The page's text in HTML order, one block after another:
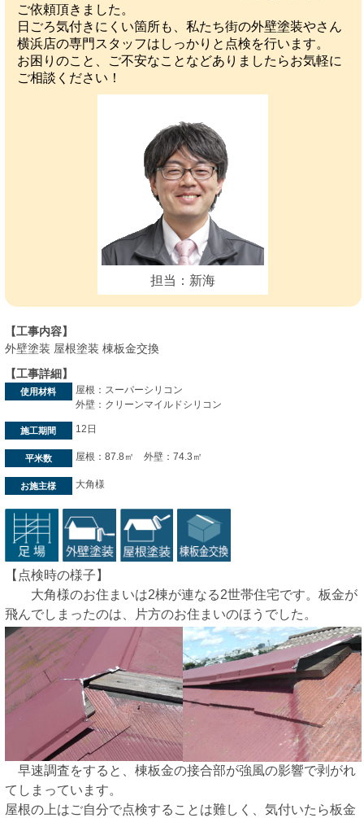
ご依頼頂きました。
日ごろ気付きにくい箇所も、私たち街の外壁塗装やさん
横浜店の専門スタッフはしっかりと点検を行います。
お困りのこと、ご不安なことなどありましたらお気軽に
ご相談ください！
担当：新海
【工事内容】
外壁塗装 屋根塗装 棟板金交換
【工事詳細】
使用材料
屋根：スーパーシリコン
外壁：クリーンマイルドシリコン
施工期間 12日
平米数 屋根：87.8㎡ 外壁：74.3㎡
お施主様 大角様
【点検時の様子】
大角様のお住まいは2棟が連なる2世帯住宅です。板金が
飛んでしまったのは、片方のお住まいのほうでした。
早速調査をすると、棟板金の接合部が強風の影響で剥がれ
てしまっています。
屋根の上はご自分で点検することは難しく、気付いたら板金